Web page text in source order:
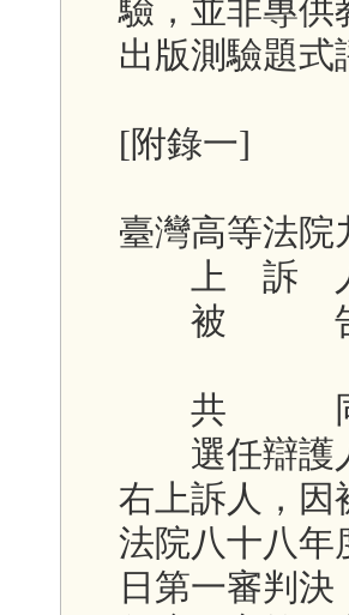
驗，並非專供
出版測驗題式
[附錄一]
臺灣高等法院
上 訴 人
被 告
游
共
選任辯護
右上訴人，因
法院八十八年
日第一審判